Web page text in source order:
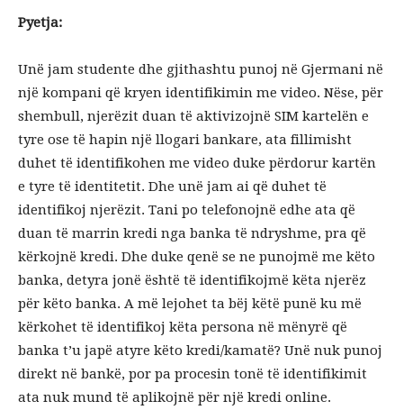
Pyetja:
Unë jam studente dhe gjithashtu punoj në Gjermani në
një kompani që kryen identifikimin me video. Nëse, për
shembull, njerëzit duan të aktivizojnë SIM kartelën e
tyre ose të hapin një llogari bankare, ata fillimisht
duhet të identifikohen me video duke përdorur kartën
e tyre të identitetit. Dhe unë jam ai që duhet të
identifikoj njerëzit. Tani po telefonojnë edhe ata që
duan të marrin kredi nga banka të ndryshme, pra që
kërkojnë kredi. Dhe duke qenë se ne punojmë me këto
banka, detyra jonë është të identifikojmë këta njerëz
për këto banka. A më lejohet ta bëj këtë punë ku më
kërkohet të identifikoj këta persona në mënyrë që
banka t’u japë atyre këto kredi/kamatë? Unë nuk punoj
direkt në bankë, por pa procesin tonë të identifikimit
ata nuk mund të aplikojnë për një kredi online.